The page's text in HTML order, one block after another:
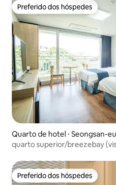
5 minutos
Preferido dos hóspedes
Preferido dos hóspedes
Quarto de hotel ⋅ Seongsan-
quarto superior/breezebay
Preferido dos hóspedes
Preferido dos hóspedes